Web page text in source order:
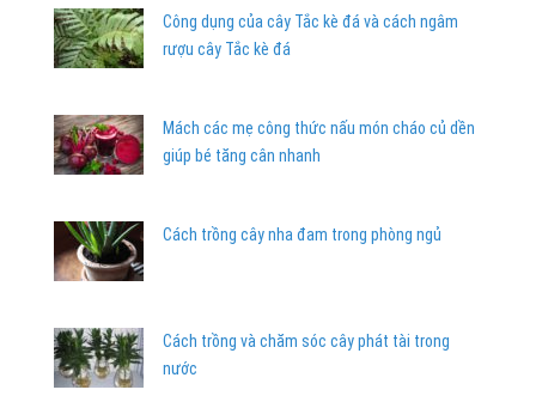
Công dụng của cây Tắc kè đá và cách ngâm
rượu cây Tắc kè đá
Mách các mẹ công thức nấu món cháo củ dền
giúp bé tăng cân nhanh
Cách trồng cây nha đam trong phòng ngủ
Cách trồng và chăm sóc cây phát tài trong
nước